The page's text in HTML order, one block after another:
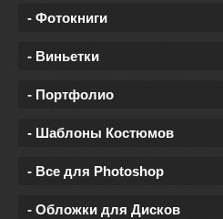
- Фотокниги
- Виньетки
- Портфолио
- Шаблоны Костюмов
- Все для Photoshop
- Обложки для Дисков